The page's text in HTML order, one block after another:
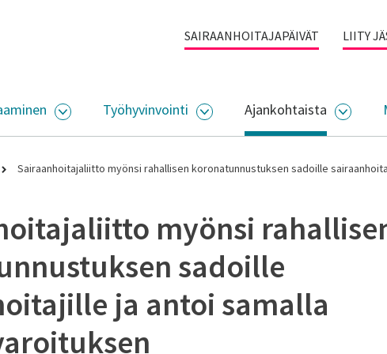
SAIRAANHOITAJAPÄIVÄT LIITY
AVAA ALASIVUJEN VALIKKO
Työhyvinvointi
AVAA ALASIVUJEN VALIKKO
Ajankohtaista
AVAA
Sairaanhoitajaliitto myönsi rahallisen koronatunnustuksen sadoille
myönsi
sadoille
ja antoi samalla